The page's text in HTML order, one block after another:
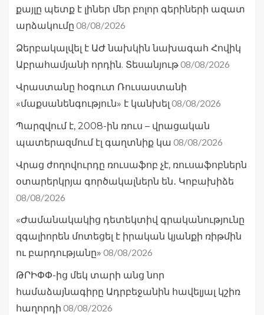
քայլը պետք է լիներ մեր բոլոր գերիների ազատ
արձակումը 08/08/2026
Ձերբակալվել է ԱԺ նախկին նախագահ Հովիկ
Աբրահամյանի որդին. Տեսանյութ08/08/2026
Վրաստանը հօգուտ Ռուսաստանի
«մաքսանենգություն» է կանխել 08/08/2026
Պարզվում է, 2008-ին ռուս – վրացական
պատերազմում էլ գաղտնիք կա 08/08/2026
Վրաց ժողովուրդը ռուսաֆոբ չէ, ռուսաֆոբներն
օտարերկրյա գործակալներն են․ Կոբախիձե
08/08/2026
«Ժամանակակից դետեկտիվ գրականությունը
զգալիորեն մոտեցել է իրական կյանքի ռիթմին
ու բարդությանը» 08/08/2026
ԹՐԻՓՓ-ից մեկ տարի անց նոր
համաձայնագիրը Ադրբեջանին հավելյալ կշիռ
հաղորդի 08/08/2026